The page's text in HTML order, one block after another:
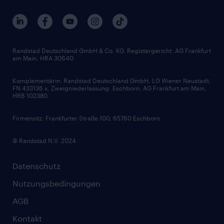
Branchen
Interne Karriere
FAQ - Bewerber / Kunden
Zertifikate und Auszeichnungen
Berufsprofile
Gehaltsthemen
Bewerbungsratgeber
Soft Skills
Skills
Datenschutz
Nutzungsbedingungen
AGB
Kontakt
Randstad Deutschland GmbH & Co. KG, Registergericht: AG Frankfurt
am Main, HRA 30640
Komplementärin: Randstad Deutschland GmbH, LG Wiener Neustadt,
FN 433136 s, Zweigniederlassung: Eschborn, AG Frankfurt am Main,
HRB 102380
Firmensitz: Frankfurter Straße 100, 65760 Eschborn
© Randstad N.V. 2024